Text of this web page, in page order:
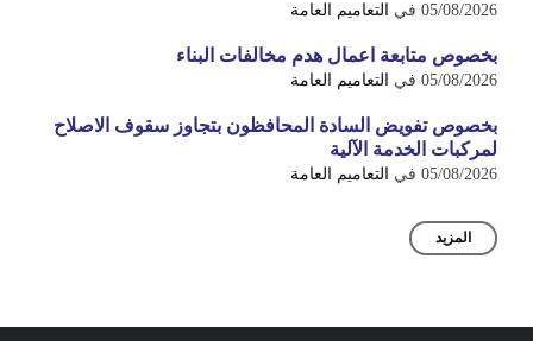
05/08/2026 في التعاميم العامة
بخصوص متابعة اعمال هدم مخالفات البناء
05/08/2026 في التعاميم العامة
بخصوص تفويض السادة المحافظون بتجاوز سقوف الاصلاح
لمركبات الخدمة الآلية
05/08/2026 في التعاميم العامة
المزيد